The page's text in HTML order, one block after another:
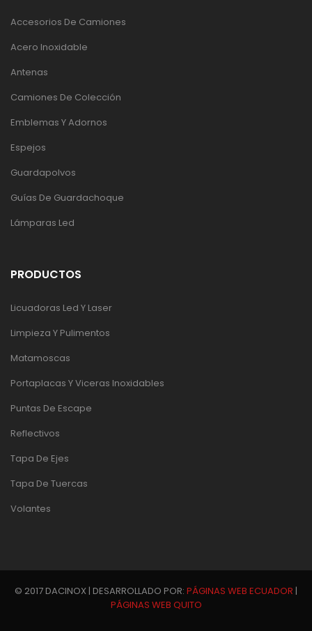
Accesorios De Camiones
Acero Inoxidable
Antenas
Camiones De Colección
Emblemas Y Adornos
Espejos
Guardapolvos
Guías De Guardachoque
Lámparas Led
PRODUCTOS
Licuadoras Led Y Laser
Limpieza Y Pulimentos
Matamoscas
Portaplacas Y Viceras Inoxidables
Puntas De Escape
Reflectivos
Tapa De Ejes
Tapa De Tuercas
Volantes
© 2017 DACINOX | DESARROLLADO POR: PÁGINAS WEB ECUADOR |
PÁGINAS WEB QUITO